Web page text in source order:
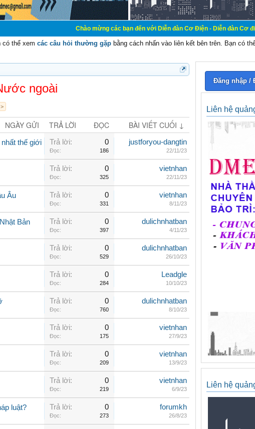
Chào mừng các bạn đến với Diễn đàn Cơ Điện - Diễn đàn Cơ điện là nơi
có thể xem các câu hỏi thường gặp bằng cách nhấn vào liên kết bên trên. Bạn có
ngoài
NGÀY GỬI TRẢ LỜI ĐỌC BÀI VIẾT CUỐI ↓
thế giới Trả lời: 0
Đọc: 186
justforyou-dangtin
22/11/23
Trả lời: 0
Đọc: 325
vietnhan
22/11/23
Âu Trả lời: 0
Đọc: 331
vietnhan
8/11/23
Bản Trả lời: 0
Đọc: 397
dulichnhatban
4/11/23
Trả lời: 0
Đọc: 529
dulichnhatban
26/10/23
Trả lời: 0
Đọc: 284
Leadgle
10/10/23
Trả lời: 0
Đọc: 760
dulichnhatban
8/10/23
Trả lời: 0
Đọc: 175
vietnhan
27/9/23
Trả lời: 0
Đọc: 209
vietnhan
13/9/23
Trả lời: 0
Đọc: 219
vietnhan
6/9/23
luật? Trả lời: 0
Đọc: 273
forumkh
26/8/23
Đăng nhập /
Liên hệ
Liên hệ